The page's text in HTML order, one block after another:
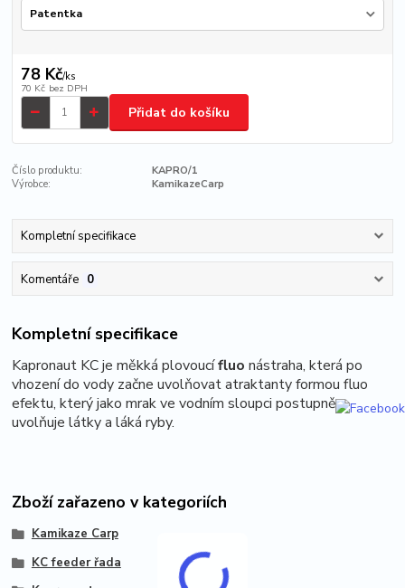
78 Kč/ks
70 Kč bez DPH
Přidat do košíku
Číslo produktu:
KAPRO/1
Výrobce:
KamikazeCarp
Kompletní specifikace
Komentáře 0
Kompletní specifikace
Kapronaut KC je měkká plovoucífluo nástraha, která po
vhození do vody začne uvolňovat atraktanty formou fluo
efektu, který jako mrak ve vodním sloupci postupně
uvolňuje látky a láká ryby.
Zboží zařazeno v kategoriích
Kamikaze Carp
KC feeder řada